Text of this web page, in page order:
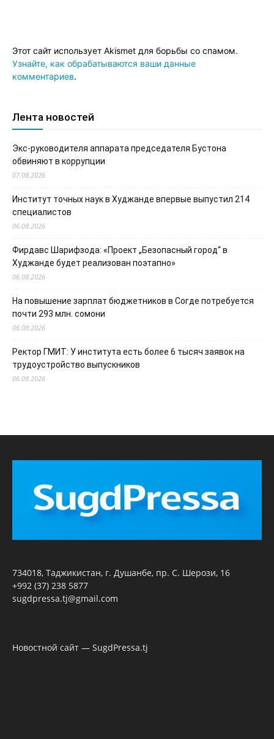
Этот сайт использует Akismet для борьбы со спамом.
Узнайте, как обрабатываются ваши данные
комментариев.
Лента новостей
Экс-руководителя аппарата председателя Бустона
обвиняют в коррупции
07.08.2026
Институт точных наук в Худжанде впервые выпустил 214
специалистов
06.08.2026
Фирдавс Шарифзода: «Проект „Безопасный город“ в
Худжанде будет реализован поэтапно»
06.08.2026
На повышение зарплат бюджетников в Согде потребуется
почти 293 млн. сомони
06.08.2026
Ректор ГМИТ: У института есть более 6 тысяч заявок на
трудоустройство выпускников
06.08.2026
734018, Таджикистан, г. Душанбе, пр. С. Шерози, 16
+992 (37) 238 5877
sugdpressa.tj@gmail.com
Новостной сайт — SugdPressa.tj